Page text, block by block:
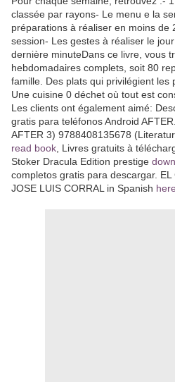
classée par rayons- Le menu e la
préparations à réaliser en moins de
session- Les gestes à réaliser le
dernière minuteDans ce livre, vous
hebdomadaires complets, soit 80
famille. Des plats qui privilégient les
Une cuisine 0 déchet où tout est
Les clients ont également aimé:
gratis para teléfonos Android
AFTER 3) 9788408135678
read book , Livres gratuits à
Stoker Dracula Edition prestige
completos gratis para descargar.
JOSE LUIS CORRAL in Spanish here